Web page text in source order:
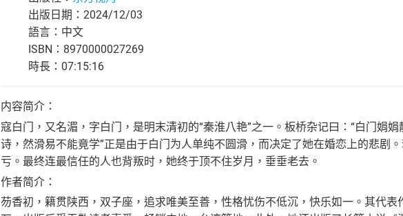
出版日期：2024/12/03
語言：中文
ISBN：8970000027269
時長：07:15:16
内容简介：
寇白门，又名湄，字白门，是明末清初的“秦淮八艳”之一。板桥杂记曰：“白门娟
诗，然滑易不能竟学”正是由于白门为人单纯不圆滑，而决定了她在婚恋上的悲剧
亏。最终连最信任的人也背叛时，她终于顶不住岁月，垂垂老去。
作者简介：
芴香初，籍贯陕西，双子座，追求唯美至善，性格忧伤不低沉，快乐如一。其代